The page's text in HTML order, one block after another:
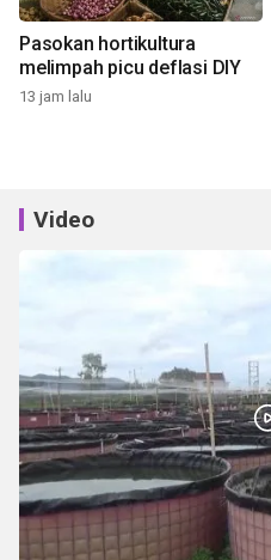
Pasokan hortikultura
melimpah picu deflasi DIY
13 jam lalu
Video